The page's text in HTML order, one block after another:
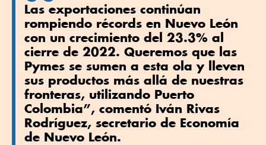
Las exportaciones continúan
rompiendo récords en Nuevo León
con un crecimiento del 23.3% al
cierre de 2022. Queremos que las
Pymes se sumen a esta ola y lleven
sus productos más allá de nuestras
fronteras, utilizando Puerto
Colombia”, comentó Iván Rivas
Rodríguez, secretario de Economía
de Nuevo León.